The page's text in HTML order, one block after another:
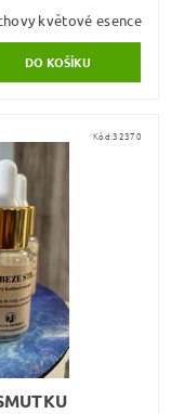
květové esence
Kód:32370